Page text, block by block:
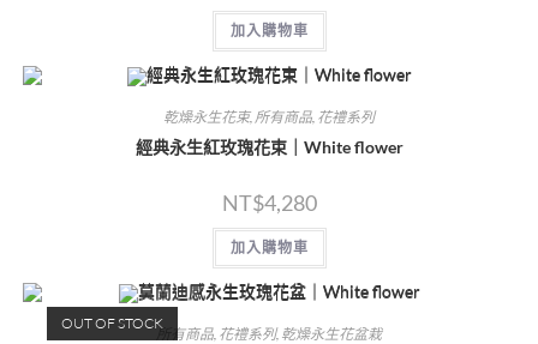
加入購物車
乾燥永生花束, 所有商品 花禮系列
經典永生紅玫瑰花束｜White flower
NT$4,280
加入購物車
OUT OF STOCK
所有商品 花禮系列, 乾燥永生花盆栽